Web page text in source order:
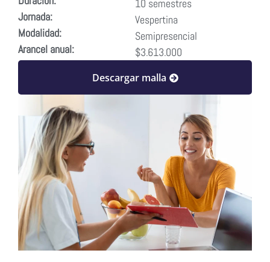
10 semestres
Jornada:
Vespertina
Modalidad:
Semipresencial
Arancel anual:
$3.613.000
Descargar malla